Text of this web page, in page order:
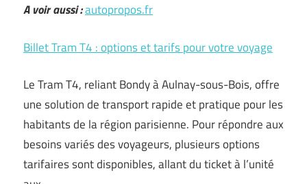
A voir aussi :autopropos.fr
Billet Tram T4 : options et tarifs pour votre voyage
Le Tram T4, reliant Bondy à Aulnay-sous-Bois, offre
une solution de transport rapide et pratique pour les
habitants de la région parisienne. Pour répondre aux
besoins variés des voyageurs, plusieurs options
tarifaires sont disponibles, allant du ticket à l’unité